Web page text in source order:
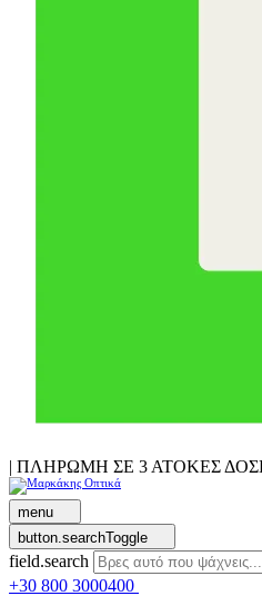
| ΠΛΗΡΩΜΗ ΣΕ 3 ΑΤΟΚΕΣ
menu
button.searchToggle
field.search
+30 800 3000400